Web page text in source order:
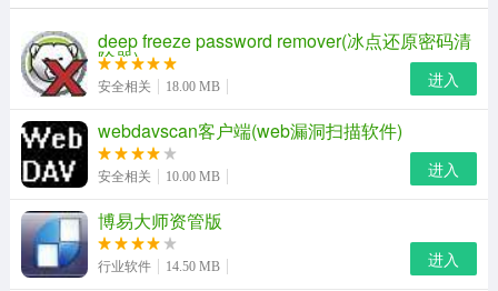
deep freeze password remover(冰点还原密码清
除器)
安全相关 18.00 MB 进入
webdavscan客户端(web漏洞扫描软件)
安全相关 10.00 MB 进入
博易大师资管版
行业软件 14.50 MB 进入